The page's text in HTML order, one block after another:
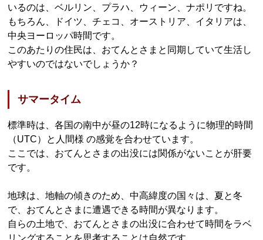
いるのは、ベルリン、プラハ、ウィーン、ナポリですね。
もちろん、ドイツ、チェコ、オーストリア、イタリアは、
中央ヨーロッパ時間です。
このあたりの住民は、おてんとさまと同期していて生活し
やすいのではないでしょうか？
サマータイム
標準時は、各国の南中が昼の12時になるように物理的時間
（UTC）と人間様 の感覚を合わせています。
ここでは、おてんとさまの出没には関係がないことが肝要
です。
地球は、地軸の傾きのため、中高緯度の国々は、夏と冬
で、おてんとさまに遭遇できる時間が異なります。
自らの土地で、おてんとさまの出没に合わせて時間をラベ